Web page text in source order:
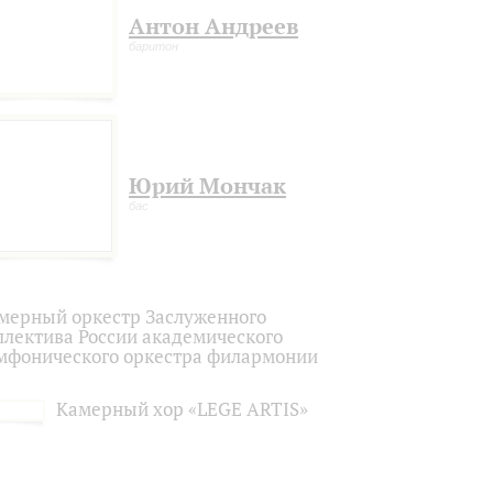
Антон Андреев
баритон
Юрий Мончак
бас
оркестр Заслуженного
России академического
оркестра филармонии
Камерный хор «LEGE ARTIS»